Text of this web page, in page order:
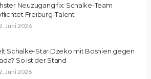
Neuzugang fix: Schalke-Team
Freiburg-Talent
Juni 2026
Schalke-Star Dzeko mit Bosnien gegen
So ist der Stand
Juni 2026